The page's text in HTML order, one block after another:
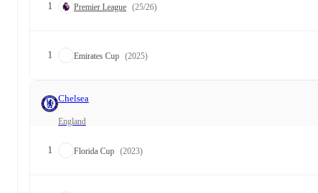
1 Premier League (25/26)
1 Emirates Cup (2025)
Chelsea
England
1 Florida Cup (2023)